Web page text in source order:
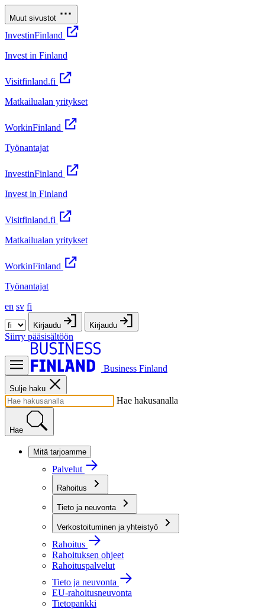
Muut sivustot
InvestinFinland
Invest in Finland
Visitfinland.fi
Matkailualan yritykset
WorkinFinland
Työnantajat
InvestinFinland
Invest in Finland
Visitfinland.fi
Matkailualan yritykset
WorkinFinland
Työnantajat
en sv fi
Kirjaudu Kirjaudu
Siirry pääsisältöön
Business Finland
Sulje haku
Hae hakusanalla
Hae
Mitä tarjoamme
Palvelut
Rahoitus
Tieto ja neuvonta
Verkostoituminen ja yhteistyö
Rahoitus
Rahoituksen ohjeet
Rahoituspalvelut
Tieto ja neuvonta
EU-rahoitusneuvonta
Tietopankki